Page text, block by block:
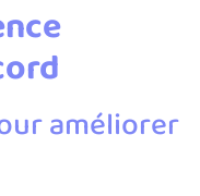
améliorer